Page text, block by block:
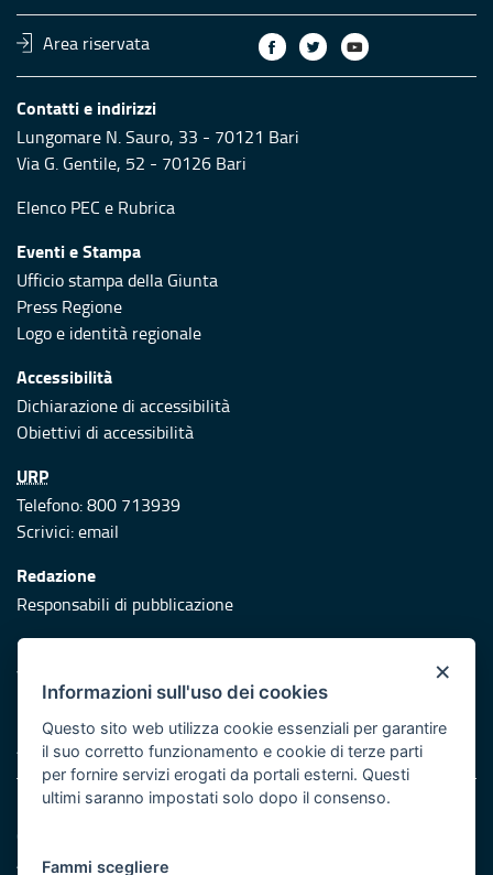
Area riservata
Contatti e indirizzi
Lungomare N. Sauro, 33 - 70121 Bari
Via G. Gentile, 52 - 70126 Bari
Elenco PEC e Rubrica
Eventi e Stampa
Ufficio stampa della Giunta
Press Regione
Logo e identità regionale
Accessibilità
Dichiarazione di accessibilità
Obiettivi di accessibilità
URP
Telefono: 800 713939
Scrivici:email
Redazione
Responsabili di pubblicazione
Protezione civile
Vai al sito di Protezione Civile Puglia
Iniziativa finanziata con risorse del POR Puglia 2014/2020 -
Asse XI
Note legali
Cookie e privacy
Atti di notifica
×
Informazioni sull'uso dei cookies
Questo sito web utilizza cookie essenziali per garantire
il suo corretto funzionamento e cookie di terze parti
per fornire servizi erogati da portali esterni. Questi
ultimi saranno impostati solo dopo il consenso.
Fammi scegliere